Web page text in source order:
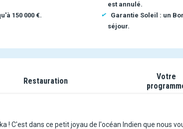
est annulé.
150 000 €.
Garantie Soleil : un
séjour.
Restauration
Votre
! C'est dans ce petit joyau de l'océan Indien que nous